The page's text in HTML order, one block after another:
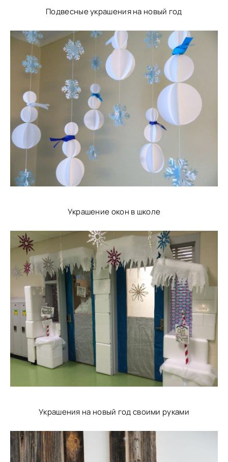
Подвесные украшения на новый год
Украшение окон в школе
Украшения на новый год своими руками